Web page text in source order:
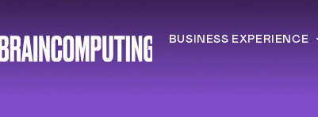
BUSINESS EXPERIENCE